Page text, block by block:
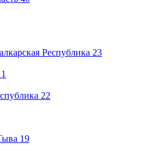
Республика 23
1
22
19